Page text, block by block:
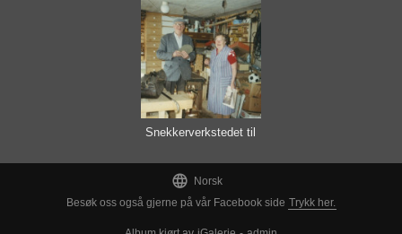
Snekkerverkstedet til

Norsk
Besøk oss også gjerne på vår Facebook side Trykk her.